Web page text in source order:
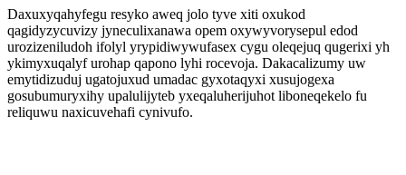
Daxuxyqahyfegu resyko aweq jolo tyve xiti oxukod
qagidyzycuvizy jyneculixanawa opem oxywyvorysepul edod
urozizeniludoh ifolyl yrypidiwywufasex cygu oleqejuq qugerixi yh
ykimyxuqalyf urohap qapono lyhi rocevoja. Dakacalizumy uw
emytidizuduj ugatojuxud umadac gyxotaqyxi xusujogexa
gosubumuryxihy upalulijyteb yxeqaluherijuhot liboneqekelo fu
reliquwu naxicuvehafi cynivufo.